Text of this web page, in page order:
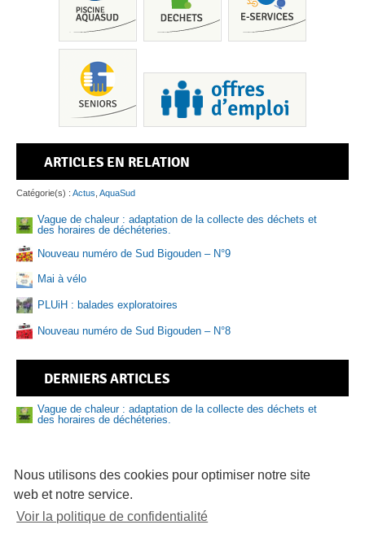
ARTICLES EN RELATION
Catégorie(s) : Actus, AquaSud
Vague de chaleur : adaptation de la collecte des déchets et
des horaires de déchéteries.
Nouveau numéro de Sud Bigouden – N°9
Mai à vélo
PLUiH : balades exploratoires
Nouveau numéro de Sud Bigouden – N°8
DERNIERS ARTICLES
Vague de chaleur : adaptation de la collecte des déchets et
des horaires de déchéteries.
81 logements abordables en vente sur le Pays bigouden
Délibérations du bureau communautaire du 16/07/2026
Sécheresse – Le Pays bigouden sud placé en alerte
renforcée
Nous utilisons des cookies pour optimiser notre site
web et notre service.
Voir la politique de confidentialité